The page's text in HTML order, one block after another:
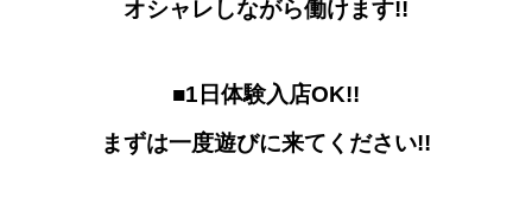
オシャレしながら働けます!!
■1日体験入店OK!!
まずは一度遊びに来てください!!